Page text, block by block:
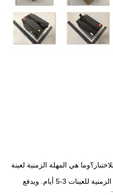
هي المهلة الزمنية لعينة
ج: نعم ، يمكننا توفير عينات ، والمهلة الزمنية للعينات 3-5 أيام. ويدفع